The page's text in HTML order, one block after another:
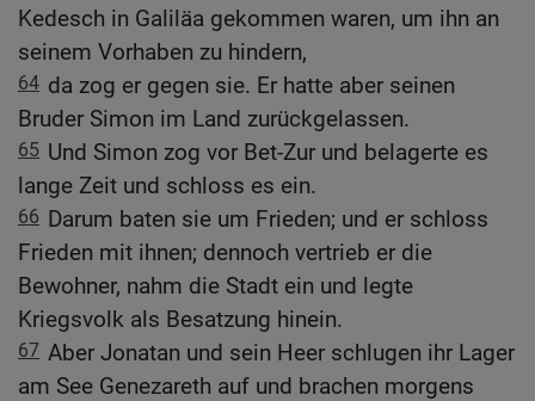
Kedesch in Galiläa gekommen waren, um ihn an
seinem Vorhaben zu hindern,
64 da zog er gegen sie. Er hatte aber seinen
Bruder Simon im Land zurückgelassen.
65 Und Simon zog vor Bet-Zur und belagerte es
lange Zeit und schloss es ein.
66 Darum baten sie um Frieden; und er schloss
Frieden mit ihnen; dennoch vertrieb er die
Bewohner, nahm die Stadt ein und legte
Kriegsvolk als Besatzung hinein.
67 Aber Jonatan und sein Heer schlugen ihr Lager
am See Genezareth auf und brachen morgens